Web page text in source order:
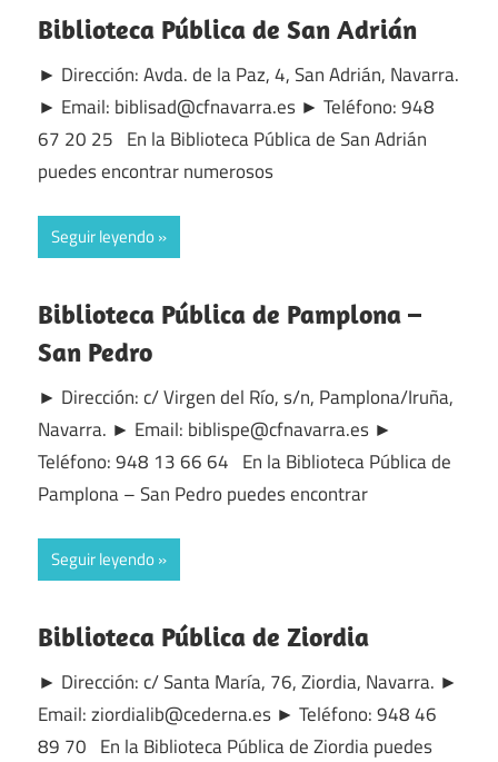
Biblioteca Pública de San Adrián
► Dirección: Avda. de la Paz, 4, San Adrián, Navarra.
► Email: biblisad@cfnavarra.es ► Teléfono: 948
67 20 25 En la Biblioteca Pública de San Adrián
puedes encontrar numerosos
Seguir leyendo
Biblioteca Pública de Pamplona –
San Pedro
► Dirección: c/ Virgen del Río, s/n, Pamplona/Iruña,
Navarra. ► Email: biblispe@cfnavarra.es ►
Teléfono: 948 13 66 64 En la Biblioteca Pública de
Pamplona – San Pedro puedes encontrar
Seguir leyendo
Biblioteca Pública de Ziordia
► Dirección: c/ Santa María, 76, Ziordia, Navarra. ►
Email: ziordialib@cederna.es ► Teléfono: 948 46
89 70 En la Biblioteca Pública de Ziordia puedes